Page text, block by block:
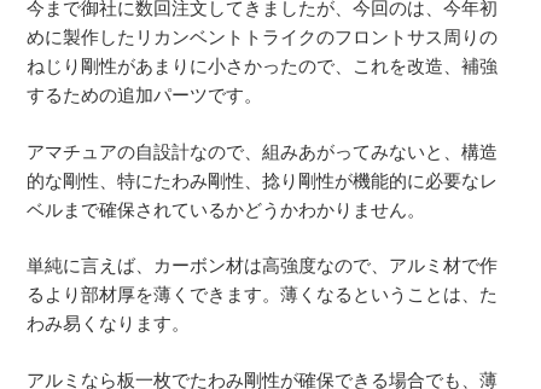
今まで御社に数回注文してきましたが、今回のは、今年初
めに製作したリカンベントトライクのフロントサス周りの
ねじり剛性があまりに小さかったので、これを改造、補強
するための追加パーツです。
アマチュアの自設計なので、組みあがってみないと、構造
的な剛性、特にたわみ剛性、捻り剛性が機能的に必要なレ
ベルまで確保されているかどうかわかりません。
単純に言えば、カーボン材は高強度なので、アルミ材で作
るより部材厚を薄くできます。薄くなるということは、た
わみ易くなります。
アルミなら板一枚でたわみ剛性が確保できる場合でも、薄